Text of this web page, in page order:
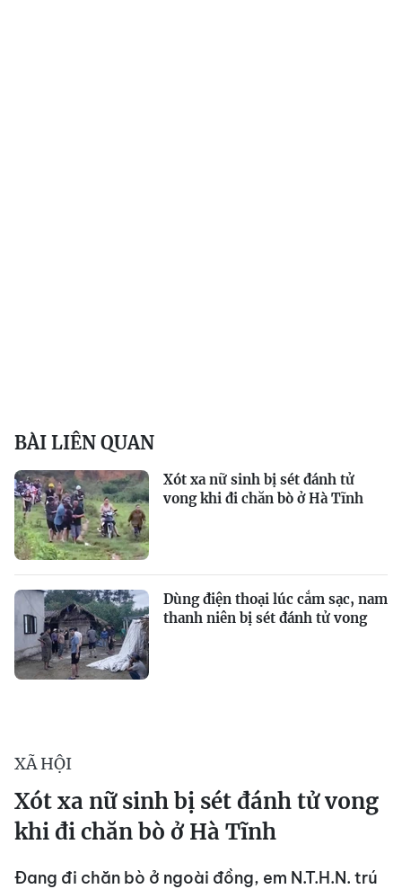
BÀI LIÊN QUAN
Xót xa nữ sinh bị sét đánh tử
vong khi đi chăn bò ở Hà Tĩnh
Dùng điện thoại lúc cắm sạc, nam
thanh niên bị sét đánh tử vong
XÃ HỘI
Xót xa nữ sinh bị sét đánh tử vong
khi đi chăn bò ở Hà Tĩnh
Đang đi chăn bò ở ngoài đồng, em N.T.H.N. trú